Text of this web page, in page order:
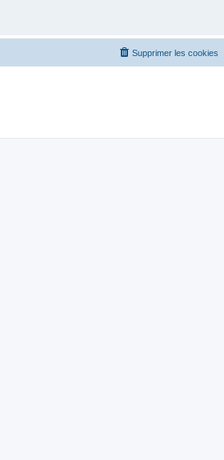
Supprimer les cookies